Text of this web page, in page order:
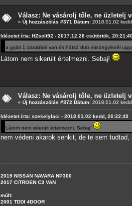
Válasz: Ne vásárolj tőle, ne üzletelj
« Új hozzászólás #371 Dátum: 2018.01.02
Idézetet írta: HZsolt92 - 2017.12.28 csütörtök,
a gyári 1 darabból van és hátsó dob mindegyiknél
Látom nem sikerült értelmezni. Sebaj!
Válasz: Ne vásárolj tőle, ne üzletelj
« Új hozzászólás #372 Dátum: 2018.01.02
Idézetet írta: szekelylaci - 2018.01.02 kedd, 20:22:49
Látom nem sikerült értelmezni. Sebaj!
nem védeni akarok senkit, de te sem
2019 NISSAN NAVARA NP300
2017 CITROEN C3 VAN
múlt:
2001 TDDI 4DOOR